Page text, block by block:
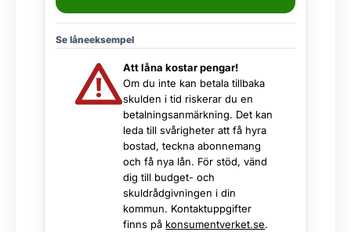
Se låneeksempel
Att låna kostar pengar!
Om du inte kan betala tillbaka
skulden i tid riskerar du en
betalningsanmärkning. Det kan
leda till svårigheter att få hyra
bostad, teckna abonnemang
och få nya lån. För stöd, vänd
dig till budget- och
skuldrådgivningen i din
kommun. Kontaktuppgifter
finns på konsumentverket.se.